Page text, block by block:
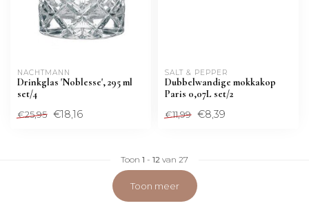
NACHTMANN
Drinkglas 'Noblesse', 295 ml
set/4
€25,95 €18,16
SALT & PEPPER
Dubbelwandige mokkakop
Paris 0,07L set/2
€11,99 €8,39
Toon 1 - 12 van 27
Toon meer